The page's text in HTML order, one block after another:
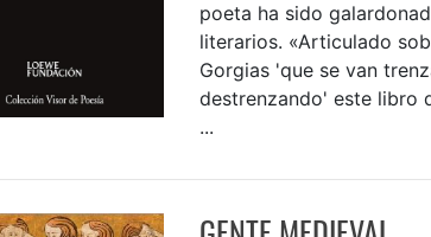
poeta ha sido
literarios. «Articulado
Gorgias 'que se van
destrenzando' este libro
...